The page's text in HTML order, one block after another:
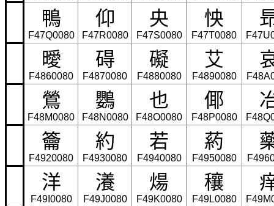
鴨
F47Q0080
仰
F47R0080
央
F47S0080
怏
F47T0080
曖
F4860080
碍
F4870080
礙
F4880080
艾
F4890080
鶯
F48M0080
鸚
F48N0080
也
F48O0080
倻
F48P0080
籥
F4920080
約
F4930080
若
F4940080
葯
F4950080
洋
F49I0080
瀁
F49J0080
煬
F49K0080
穰
F49L0080